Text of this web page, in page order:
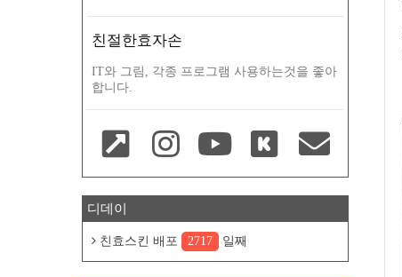
친절한효자손
IT와 그림, 각종 프로그램 사용하는것을 좋아
합니다.
디데이
친효스킨 배포 2717 일째